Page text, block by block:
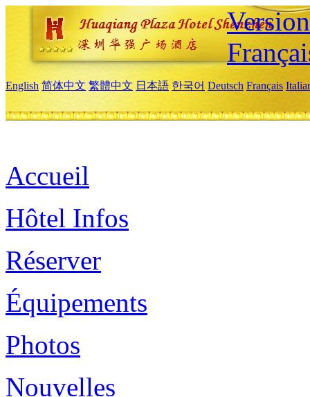
English 简体中文 繁體中文 日本語 한국어 Deutsch Français
Accueil
Hôtel Infos
Réserver
Équipements
Photos
Nouvelles